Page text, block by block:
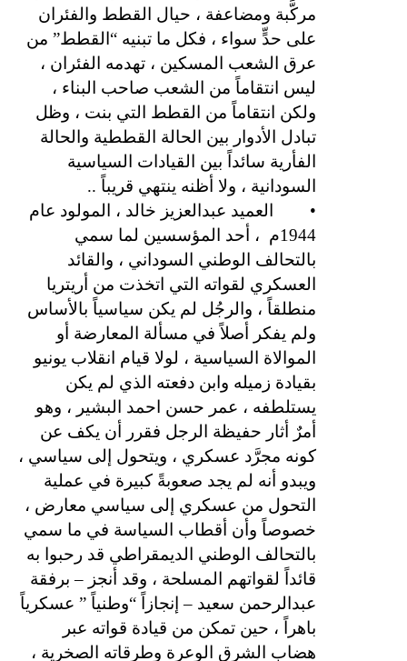
مركَّبة ومضاعفة ، حيال القطط والفئران
على حدٍّ سواء ، فكل ما تبنيه “القطط” من
عرق الشعب المسكين ، تهدمه الفئران ،
ليس انتقاماً من الشعب صاحب البناء ،
ولكن انتقاماً من القطط التي بنت ، وظل
تبادل الأدوار بين الحالة القططية والحالة
الفأرية سائداً بين القيادات السياسية
السودانية ، ولا أظنه ينتهي قريباً ..
•
العميد عبدالعزيز خالد ، المولود عام
1944م
، أحد المؤسسين لما سمي
بالتحالف الوطني السوداني ، والقائد
العسكري لقواته التي اتخذت من أريتريا
منطلقاً ، والرجُل لم يكن سياسياً بالأساس
ولم يفكر أصلاً في مسألة المعارضة أو
الموالاة السياسية ، لولا قيام انقلاب يونيو
بقيادة زميله وابن دفعته الذي لم يكن
يستلطفه ، عمر حسن احمد البشير ، وهو
أمرٌ أثار حفيظة الرجل فقرر أن يكف عن
كونه مجرَّد عسكري ، ويتحول إلى سياسي ،
ويبدو أنه لم يجد صعوبةً كبيرة في عملية
التحول من عسكري إلى سياسي معارض ،
خصوصاً وأن أقطاب السياسة في ما سمي
بالتحالف الوطني الديمقراطي قد رحبوا به
قائداً لقواتهم المسلحة ، وقد أنجز – برفقة
عبدالرحمن سعيد – إنجازاً “وطنياً ” عسكرياً
باهراً ، حين تمكن من قيادة قواته عبر
هضاب الشرق الوعرة وطرقاته الصخرية ،